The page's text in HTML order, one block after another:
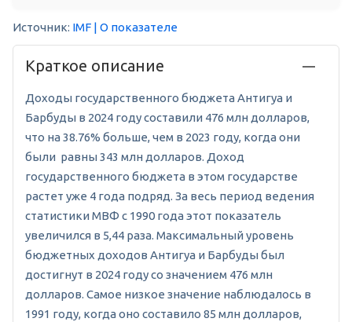
Источник: IMF | О показателе
Краткое описание
Доходы государственного бюджета Антигуа и
Барбуды в 2024 году составили 476 млн долларов,
что на 38.76% больше, чем в 2023 году, когда они
были равны 343 млн долларов. Доход
государственного бюджета в этом государстве
растет уже 4 года подряд. За весь период ведения
статистики МВФ с 1990 года этот показатель
увеличился в 5,44 раза. Максимальный уровень
бюджетных доходов Антигуа и Барбуды был
достигнут в 2024 году со значением 476 млн
долларов. Самое низкое значение наблюдалось в
1991 году, когда оно составило 85 млн долларов,